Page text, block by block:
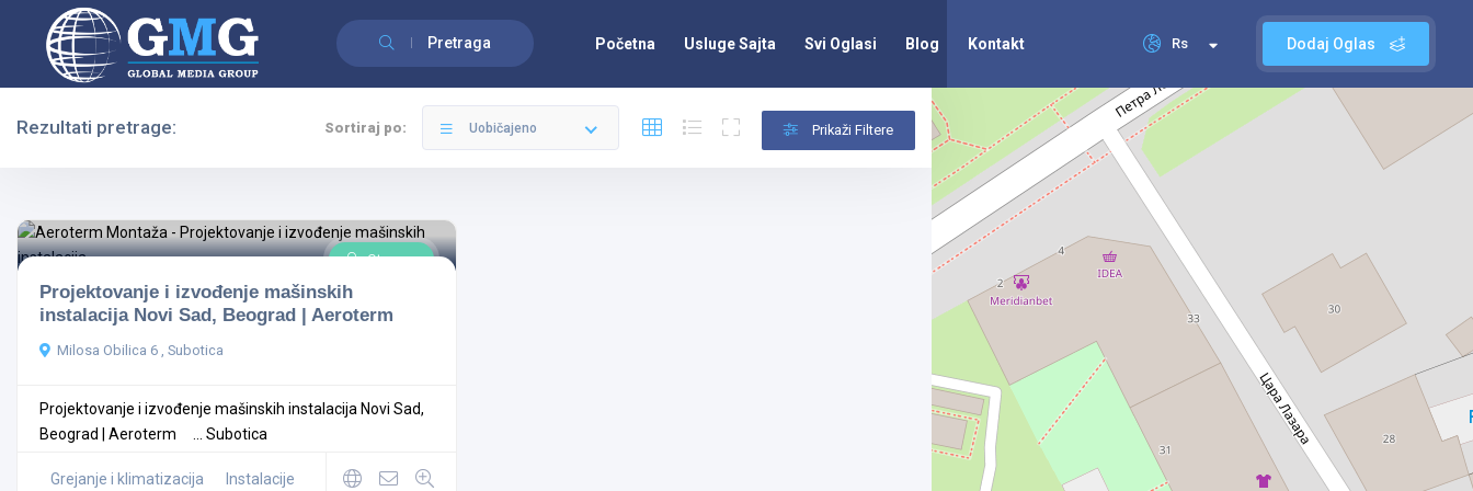
Pretraga Dodaj Oglas
Rs
Početna Usluge Sajta Svi Oglasi Blog Kontakt
Filteri
Svi Gradovi
-Grejanje i klimatizacija
Pretraga
Rezultati pretrage: Sortiraj po: Uobičajeno Prikaži Filtere
Otvoreno
Projektovanje i izvođenje mašinskih
instalacija Novi Sad, Beograd | Aeroterm
Milosa Obilica 6 , Subotica
Projektovanje i izvođenje mašinskih instalacija Novi Sad,
Beograd | Aeroterm ... Subotica
Grejanje i klimatizacija Instalacije